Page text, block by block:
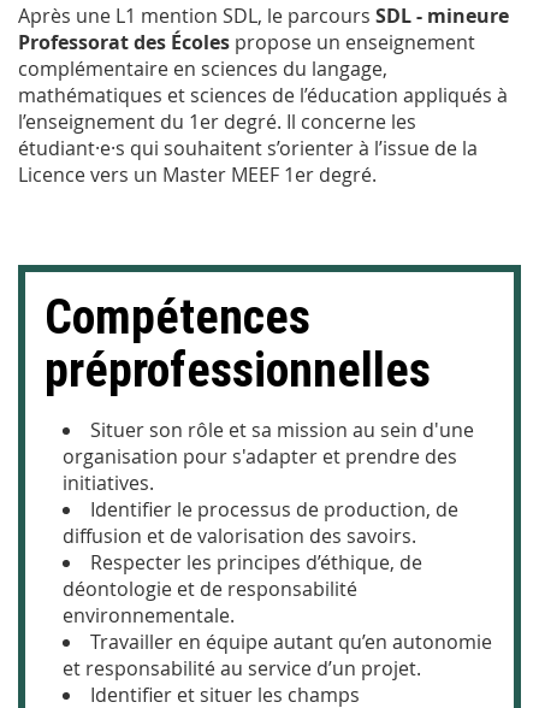
Après une L1 mention SDL, le parcours SDL - mineure
Professorat des Écoles propose un enseignement
complémentaire en sciences du langage,
mathématiques et sciences de l’éducation appliqués à
l’enseignement du 1er degré. Il concerne les
étudiant·e·s qui souhaitent s’orienter à l’issue de la
Licence vers un Master MEEF 1er degré.
Compétences
préprofessionnelles
Situer son rôle et sa mission au sein d'une
organisation pour s'adapter et prendre des
initiatives.
Identifier le processus de production, de
diffusion et de valorisation des savoirs.
Respecter les principes d’éthique, de
déontologie et de responsabilité
environnementale.
Travailler en équipe autant qu’en autonomie
et responsabilité au service d’un projet.
Identifier et situer les champs